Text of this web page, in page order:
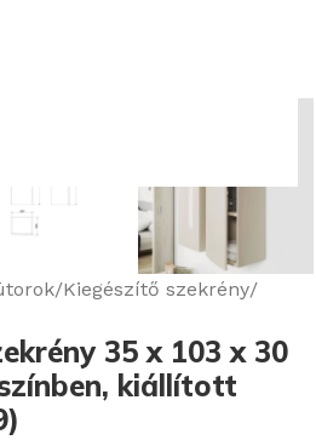
Kiegészítő szekrény
35 x 103 x 30
kiállított